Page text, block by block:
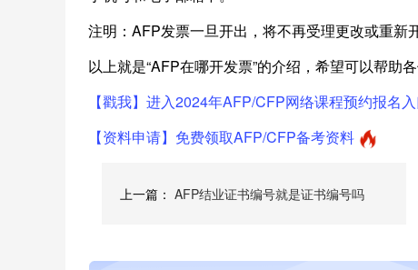
注明：AFP发票一旦开出，将不再受理更改或重新
以上就是“AFP在哪开发票”的介绍，希望可以帮助
【戳我】进入2024年AFP/CFP网络课程预约报名
【资料申请】免费领取AFP/CFP备考资料
上一篇： AFP结业证书编号就是证书编号吗